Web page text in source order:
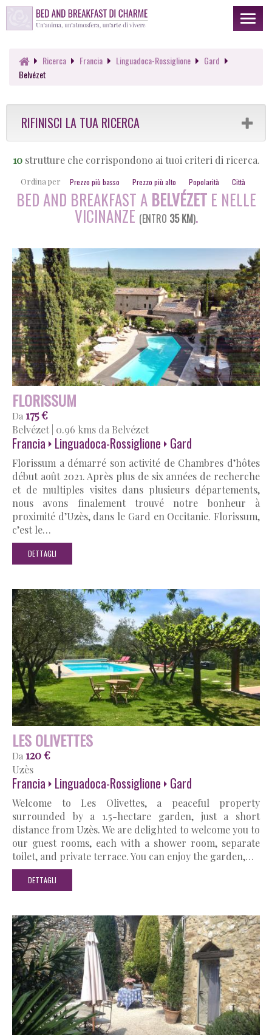
Toggle
Ricerca Francia Linguadoca-Rossiglione
Gard
Belvézet
RIFINISCI LA TUA RICERCA
10strutture che corrispondono ai tuoi criteri di ricerca.
Ordina per Prezzo più basso Prezzo più alto Popolarità Città
BED AND BREAKFAST A BELVÉZETE NELLE
VICINANZE (ENTRO 35 KM).
FLORISSUM
Da 175 €
Belvézet 0.96 kms da Belvézet
Francia Linguadoca-Rossiglione Gard
Florissum a démarré son activité de Chambres d’hôtes
début août 2021. Après plus de six années de recherche
et de multiples visites dans plusieurs départements,
nous avons finalement trouvé notre bonheur à
proximité d’Uzès, dans le Gard en Occitanie. Florissum,
c’est le…
DETTAGLI
LES OLIVETTES
Da 120 €
Uzès
Francia Linguadoca-Rossiglione Gard
Welcome to Les Olivettes, a peaceful property
surrounded by a 1.5-hectare garden, just a short
distance from Uzès. We are delighted to welcome you to
our guest rooms, each with a shower room, separate
toilet, and private terrace. You can enjoy the garden,…
DETTAGLI